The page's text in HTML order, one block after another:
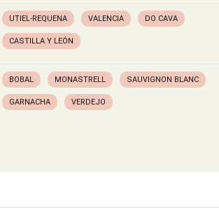
UTIEL-REQUENA VALENCIA DO CAVA
CASTILLA Y LEÓN
BOBAL MONASTRELL SAUVIGNON BLANC
GARNACHA VERDEJO